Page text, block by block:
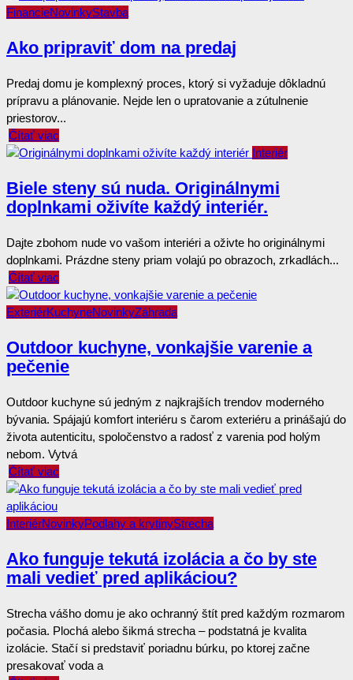
FinancieNovinkyStavba
Ako pripraviť dom na predaj
Predaj domu je komplexný proces, ktorý si vyžaduje dôkladnú
prípravu a plánovanie. Nejde len o upratovanie a zútulnenie
priestorov...
Čítať viac
Interiér
Biele steny sú nuda. Originálnymi
doplnkami oživíte každý interiér.
Dajte zbohom nude vo vašom interiéri a oživte ho originálnymi
doplnkami. Prázdne steny priam volajú po obrazoch, zrkadlách...
Čítať viac
ExteriérKuchyneNovinkyZáhrada
Outdoor kuchyne, vonkajšie varenie a
pečenie
Outdoor kuchyne sú jedným z najkrajších trendov moderného
bývania. Spájajú komfort interiéru s čarom exteriéru a prinášajú do
života autenticitu, spoločenstvo a radosť z varenia pod holým
nebom. Vytvá
Čítať viac
InteriérNovinkyPodlahy a krytinyStrecha
Ako funguje tekutá izolácia a čo by ste
mali vedieť pred aplikáciou?
Strecha vášho domu je ako ochranný štít pred každým rozmarom
počasia. Plochá alebo šikmá strecha – podstatná je kvalita
izolácie. Stačí si predstaviť poriadnu búrku, po ktorej začne
presakovať voda a